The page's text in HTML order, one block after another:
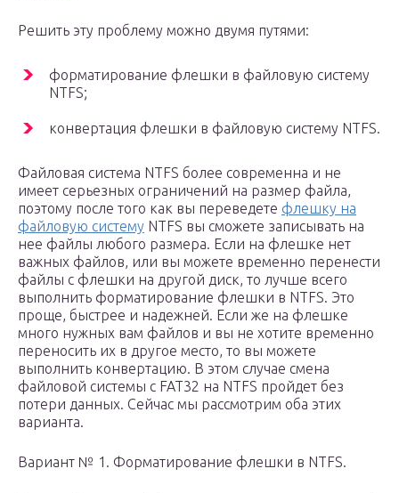
Решить эту проблему можно двумя путями:
форматирование флешки в файловую систему
NTFS;
конвертация флешки в файловую систему NTFS.
Файловая система NTFS более современна и не
имеет серьезных ограничений на размер файла,
поэтому после того как вы переведете флешку на
файловую систему NTFS вы сможете записывать на
нее файлы любого размера. Если на флешке нет
важных файлов, или вы можете временно перенести
файлы с флешки на другой диск, то лучше всего
выполнить форматирование флешки в NTFS. Это
проще, быстрее и надежней. Если же на флешке
много нужных вам файлов и вы не хотите временно
переносить их в другое место, то вы можете
выполнить конвертацию. В этом случае смена
файловой системы с FAT32 на NTFS пройдет без
потери данных. Сейчас мы рассмотрим оба этих
варианта.
Вариант № 1. Форматирование флешки в NTFS.